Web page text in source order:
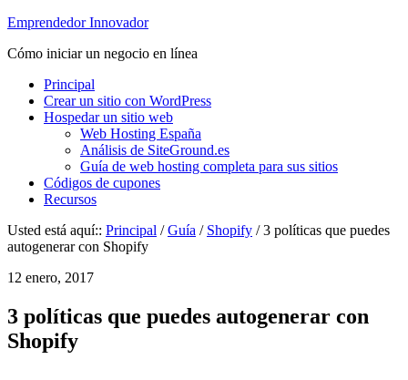
Emprendedor Innovador
Cómo iniciar un negocio en línea
Principal
Crear un sitio con WordPress
Hospedar un sitio web
Web Hosting España
Análisis de SiteGround.es
Guía de web hosting completa para sus sitios
Códigos de cupones
Recursos
Usted está aquí:: Principal /Guía / Shopify / 3 políticas que puedes
autogenerar con Shopify
12 enero, 2017
3 políticas que puedes autogenerar con
Shopify